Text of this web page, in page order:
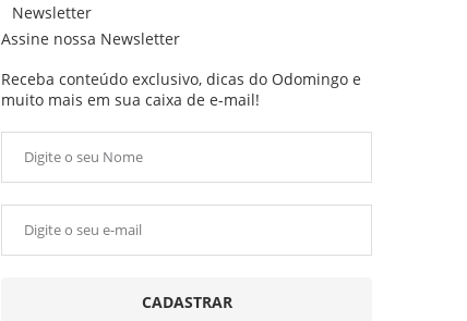
Newsletter
Assine nossa Newsletter
Receba conteúdo exclusivo, dicas do Odomingo e
muito mais em sua caixa de e-mail!
CADASTRAR